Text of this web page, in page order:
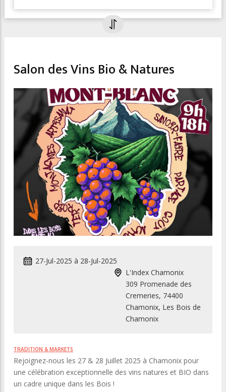
Salon des Vins Bio & Natures
27-Jul-2025 à 28-Jul-2025
L'Index Chamonix
309 Promenade des
Cremeries, 74400
Chamonix, Les Bois de
Chamonix
TRADITION & MARKETS
Rejoignez-nous les 27 & 28 Juillet 2025 à Chamonix pour
une célébration exceptionnelle des vins natures et BIO dans
un cadre unique dans les Bois !